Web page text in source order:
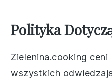
Polityka
Zielenina.cooking
wszystkich